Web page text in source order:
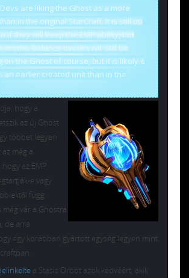
are liking the Ghost as a more
in the original StarCraft. It is still up
if they will keep the EMP ability, but
in time. Balance tweaks will still be
on the Ghost of course, but it is likely it
an earlier created unit than in the
hogy a
az új Ghost
többet legyen
még a
az EMP
e vagy
függ.
még vár a Ghostra
de arra
egy korábban gyártott egység legyen mint
a Stasis Orbot azok kedvéért, akik